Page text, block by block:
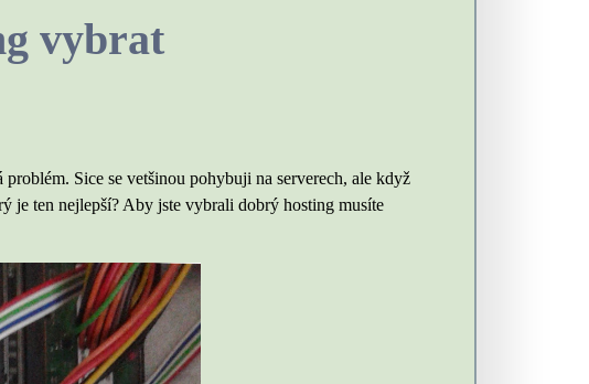
vybrat
Sice se vetšinou pohybuji na serverech, ale když
je ten nejlepší? Aby jste vybrali dobrý hosting musíte